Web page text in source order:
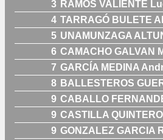
3 RAMOS VALIENTE
4 TARRAGÓ BULETE
5 UNAMUNZAGA
6 CAMACHO GALVAN
7 GARCÍA MEDINA
8 BALLESTEROS
9 CABALLO
9 CASTILLA
9 GONZALEZ GARCIA